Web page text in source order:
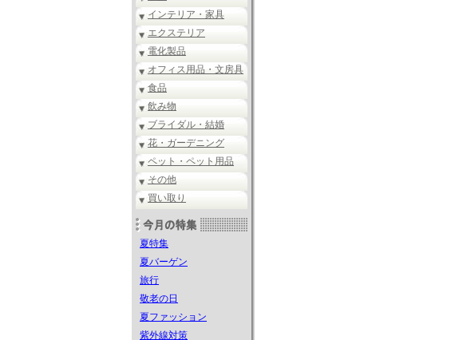
インテリア・家具
エクステリア
電化製品
オフィス用品・文房具
食品
飲み物
ブライダル・結婚
花・ガーデニング
ペット・ペット用品
その他
買い取り
夏特集
夏バーゲン
旅行
敬老の日
夏ファッション
紫外線対策